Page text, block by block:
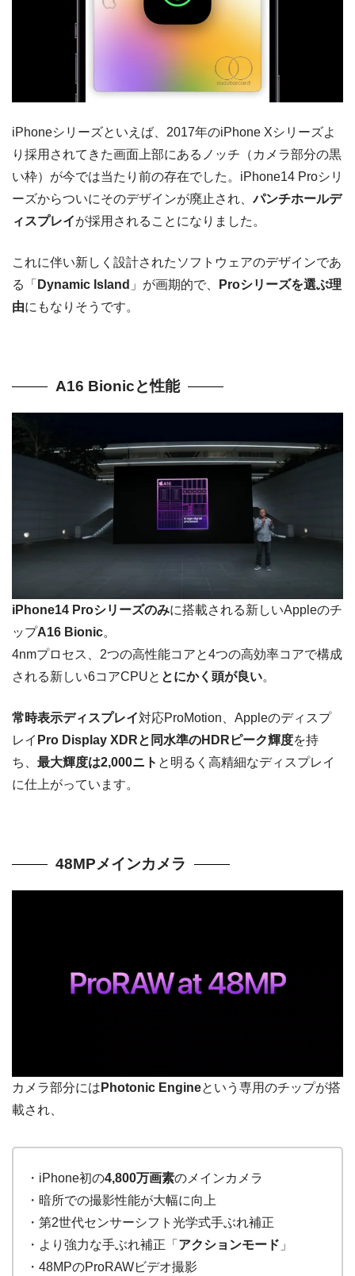
iPhoneシリーズといえば、2017年のiPhone Xシリーズよ
り採用されてきた画面上部にあるノッチ（カメラ部分の黒
い枠）が今では当たり前の存在でした。iPhone14 Proシリ
ーズからついにそのデザインが廃止され、パンチホールデ
ィスプレイが採用されることになりました。
これに伴い新しく設計されたソフトウェアのデザインであ
る「 Dynamic Island 」が画期的で、
Proシリーズを選ぶ理
由にもなりそうです。
A16 Bionicと性能
iPhone14 Proシリーズのみに搭載される新しいAppleのチ
ップA16 Bionic。
4nmプロセス、2つの高性能コアと4つの高効率コアで構成
される新しい6コアCPUと とにかく頭が良い。
常時表示ディスプレイ対応ProMotion、Appleのディスプ
レイ Pro Display XDRと同水準のHDRピーク輝度を持
ち、 最大輝度は2,000ニト と明るく高精細なディスプレイ
に仕上がっています。
48MPメインカメラ
カメラ部分には Photonic Engineという専用のチップが搭
載され、
・iPhone初の4,800万画素のメインカメラ
・暗所での撮影性能が大幅に向上
・第2世代センサーシフト光学式手ぶれ補正
・より強力な手ぶれ補正「 アクションモード 」
・48MPのProRAWビデオ撮影